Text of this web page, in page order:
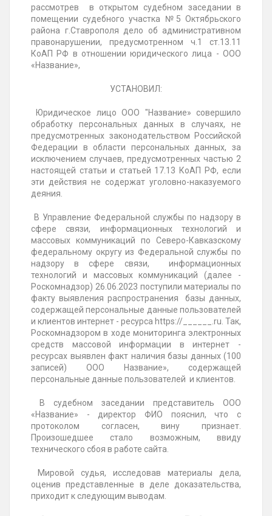
рассмотрев в открытом судебном заседании в
помещении судебного участка №5 Октябрьского
района г.Ставрополя дело об административном
правонарушении, предусмотренном ч.1 ст.13.11
КоАП РФ в отношении юридического лица - ООО
«Название»,
УСТАНОВИЛ:
Юридическое лицо ООО "Название» совершило
обработку персональных данных в случаях, не
предусмотренных законодательством Российской
Федерации в области персональных данных, за
исключением случаев, предусмотренных частью 2
настоящей статьи и статьей 17.13 КоАП РФ, если
эти действия не содержат уголовно-наказуемого
деяния.
В Управление Федеральной службы по надзору в
сфере связи, информационных технологий и
массовых коммуникаций по Северо-Кавказскому
федеральному округу из Федеральной службы по
надзору в сфере связи, информационных
технологий и массовых коммуникаций (далее -
Роскомнадзор) 26.06.2023 поступили материалы по
факту выявления распространения базы данных,
содержащей персональные данные пользователей
и клиентов интернет - ресурса https://______.ru. Так,
Роскомнадзором в ходе мониторинга электронных
средств массовой информации в интернет -
ресурсах выявлен факт наличия базы данных (100
записей) ООО Название», содержащей
персональные данные пользователей и клиентов.
В судебном заседании представитель ООО
«Название» - директор ФИО пояснил, что с
протоколом согласен, вину признает.
Произошедшее стало возможным, ввиду
технического сбоя в работе сайта.
Мировой судья, исследовав материалы дела,
оценив представленные в деле доказательства,
приходит к следующим выводам.